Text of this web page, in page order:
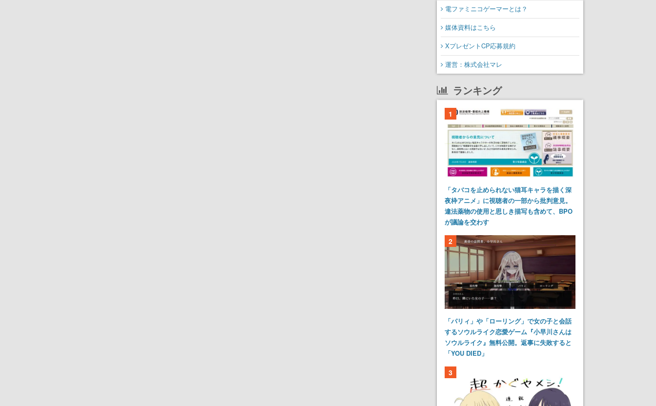
電ファミニコゲーマーとは？
媒体資料はこちら
XプレゼントCP応募規約
運営：株式会社マレ
ランキング
1
「タバコを止められない猫耳キャラを描く深
夜枠アニメ」に視聴者の一部から批判意見。
違法薬物の使用と思しき描写も含めて、BPO
が議論を交わす
2
「パリィ」や「ローリング」で女の子と会話
するソウルライク恋愛ゲーム『小早川さんは
ソウルライク』無料公開。返事に失敗すると
「YOU DIED」
3